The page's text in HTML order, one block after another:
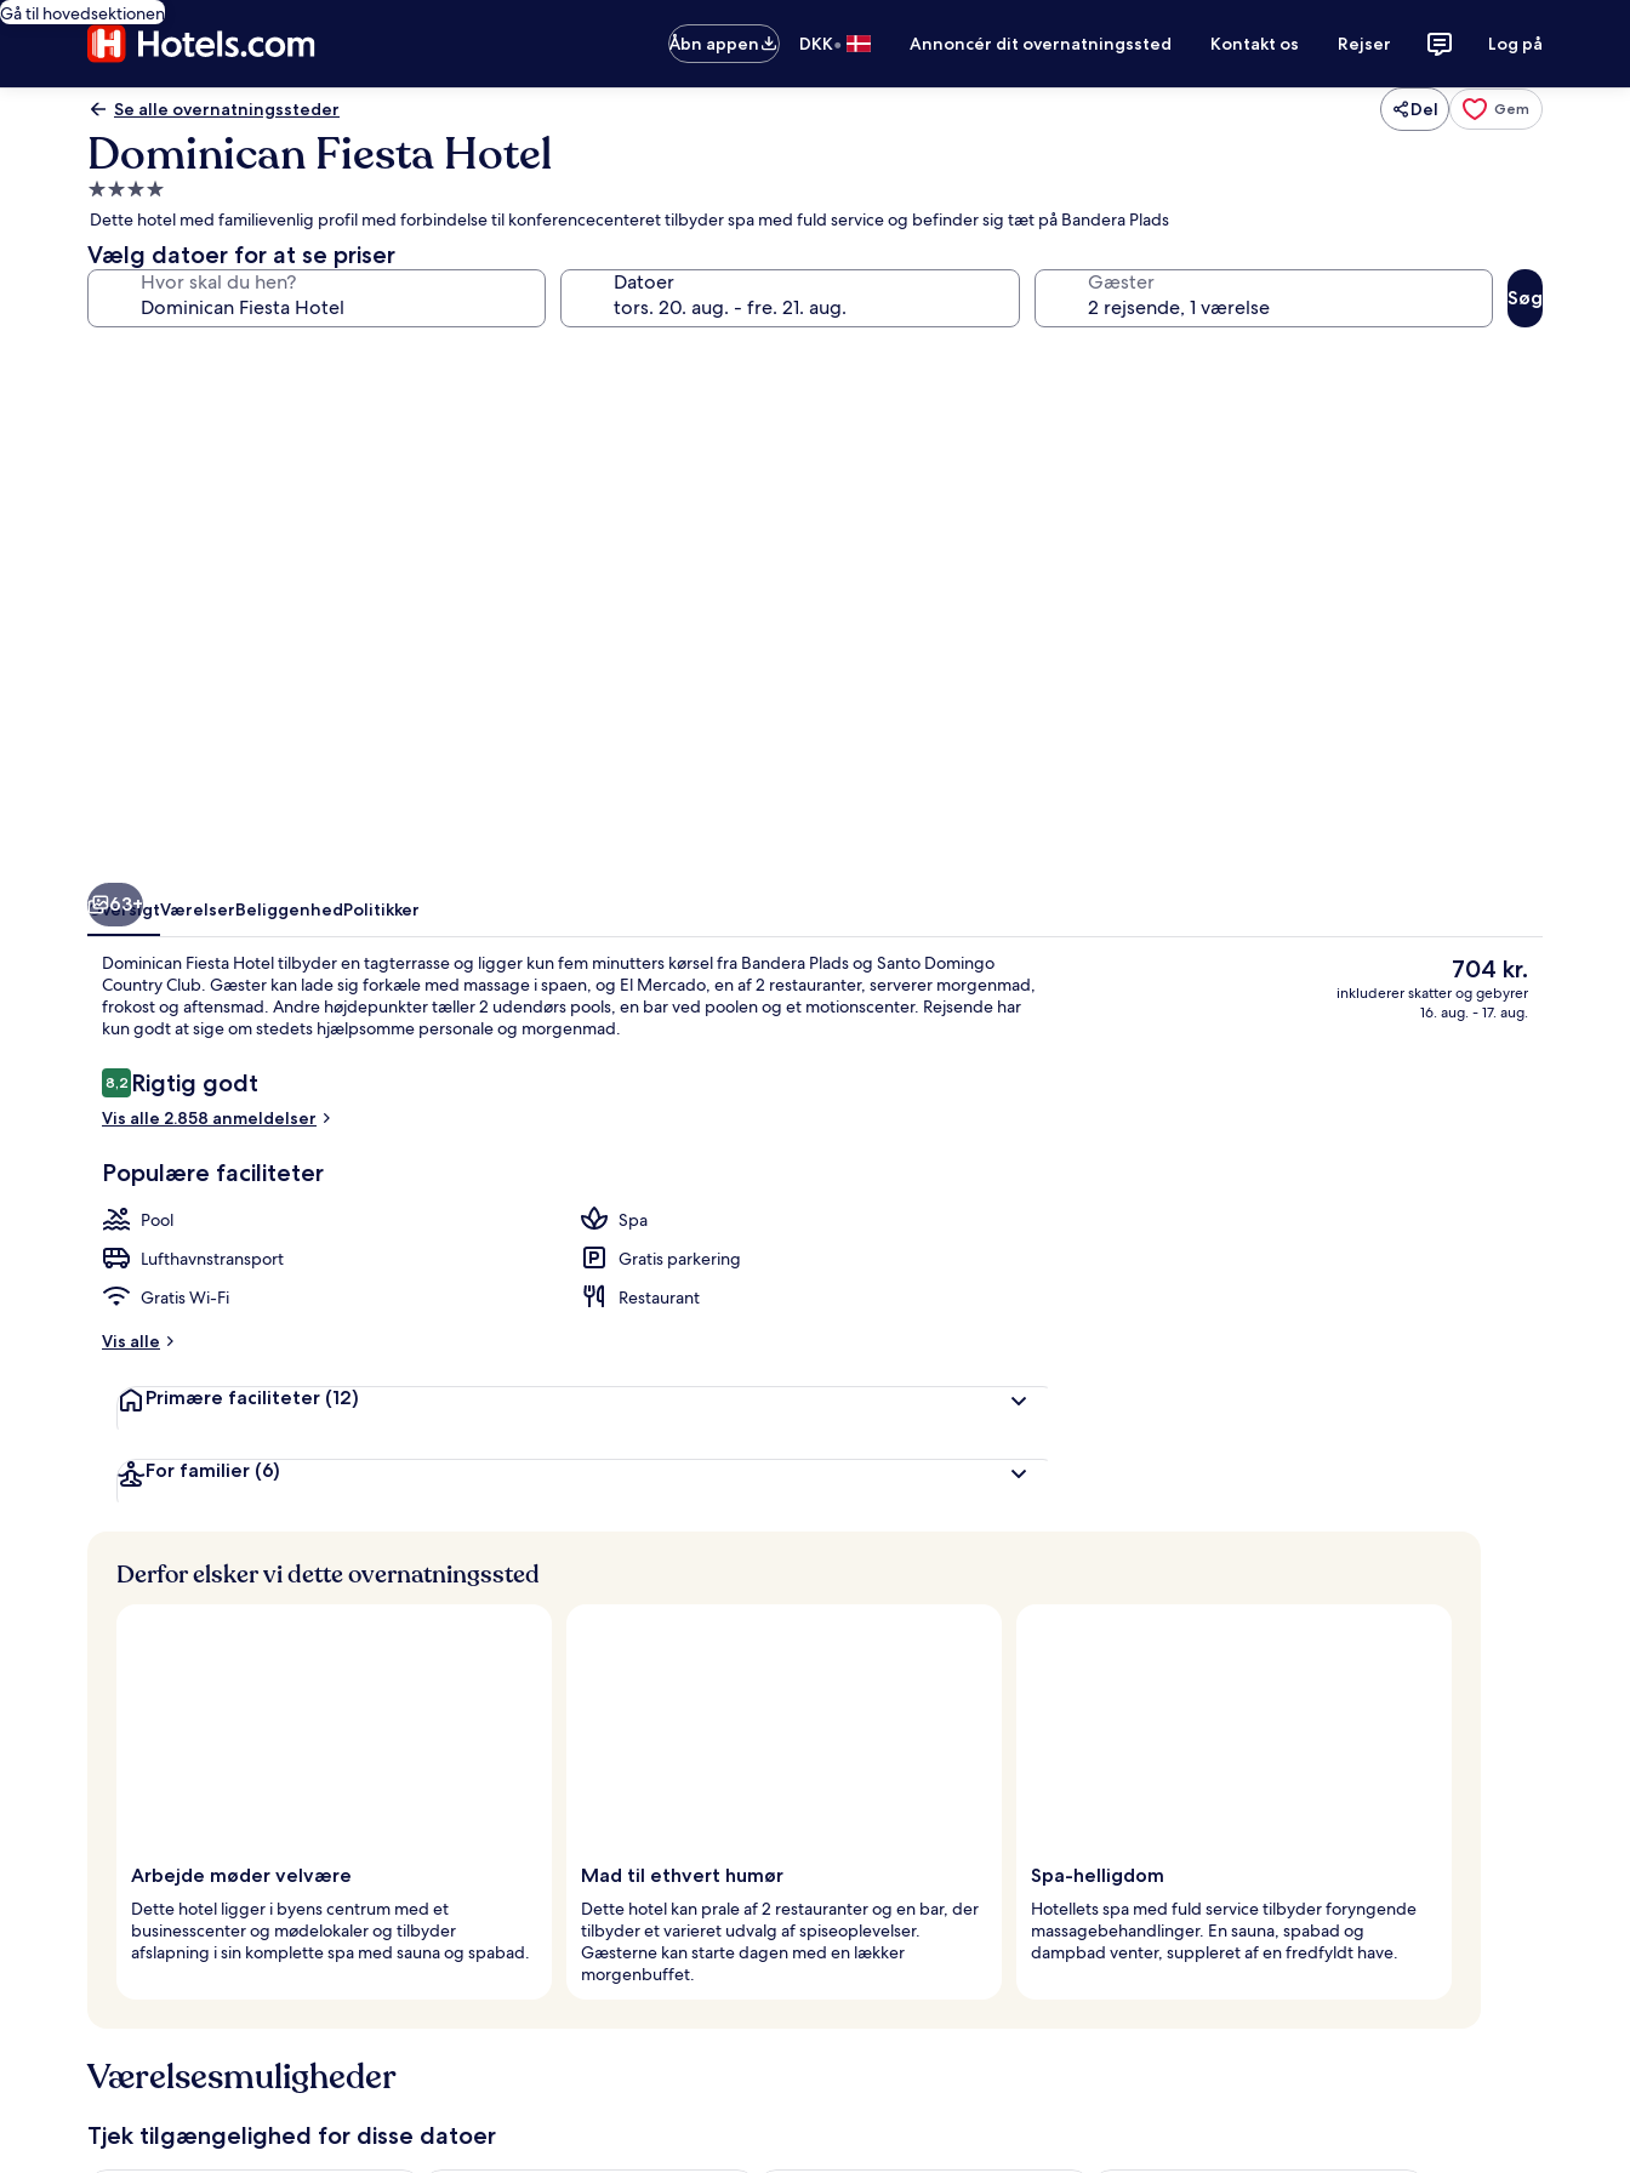
Gå til hovedsektionen
Åbn appen
DKK• Annoncér dit overnatningssted Kontakt os Rejser Log på
Se alle overnatningssteder Del Gem
Dominican Fiesta Hotel
4.0-
stjernet
overnatningssted
Dette hotel med familievenlig profil med forbindelse til konferencecenteret tilbyder spa med fuld service og befinder sig tæt på Bandera Plads
Vælg datoer for at se priser
Hvor skal du hen? Datoer Gæster
Søg
63+
OversigtVærelserBeliggenhedPolitikker
Dominican Fiesta Hotel tilbyder en tagterrasse og ligger kun fem minutters kørsel fra Bandera Plads og Santo Domingo
Country Club. Gæster kan lade sig forkæle med massage i spaen, og El Mercado, en af 2 restauranter, serverer morgenmad,
frokost og aftensmad. Andre højdepunkter tæller 2 udendørs pools, en bar ved poolen og et motionscenter. Rejsende har
kun godt at sige om stedets hjælpsomme personale og morgenmad.
Anmeldelser
8,28,2 ud af 10.
Rigtig godt
Vis alle 2.858 anmeldelser
Populære faciliteter
Pool
Spa
Lufthavnstransport
Gratis parkering
Gratis Wi-Fi
Restaurant
Vis alle
Primære faciliteter (12)
For familier (6)
Den
nuværende
pris
704 kr.
inkluderer skatter og gebyrer
16. aug. - 17. aug.
Derfor elsker vi dette overnatningssted
Arbejde møder velvære
Dette hotel ligger i byens centrum med et
businesscenter og mødelokaler og tilbyder
afslapning i sin komplette spa med sauna og spabad.
Mad til ethvert humør
Dette hotel kan prale af 2 restauranter og en bar, der
tilbyder et varieret udvalg af spiseoplevelser.
Gæsterne kan starte dagen med en lækker
morgenbuffet.
Spa-helligdom
Hotellets spa med fuld service tilbyder foryngende
massagebehandlinger. En sauna, spabad og
dampbad venter, suppleret af en fredfyldt have.
Værelsesmuligheder
Tjek tilgængelighed for disse datoer